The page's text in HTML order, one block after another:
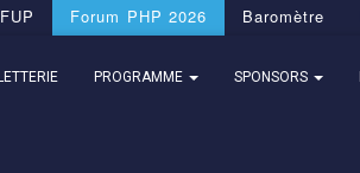
Forum PHP 2026 Baromètre
PROGRAMME SPONSORS